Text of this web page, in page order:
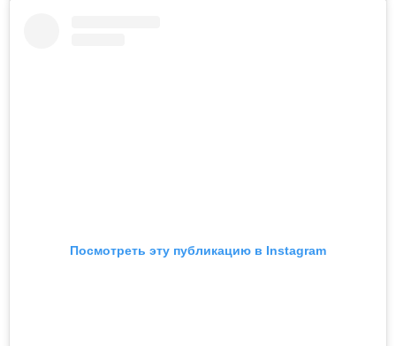
Посмотреть эту публикацию в Instagram